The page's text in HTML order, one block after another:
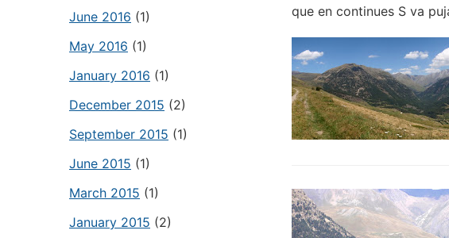
June 2016 (1)
May 2016 (1)
January 2016 (1)
December 2015 (2)
September 2015 (1)
June 2015 (1)
March 2015 (1)
January 2015 (2)
que en continues S va